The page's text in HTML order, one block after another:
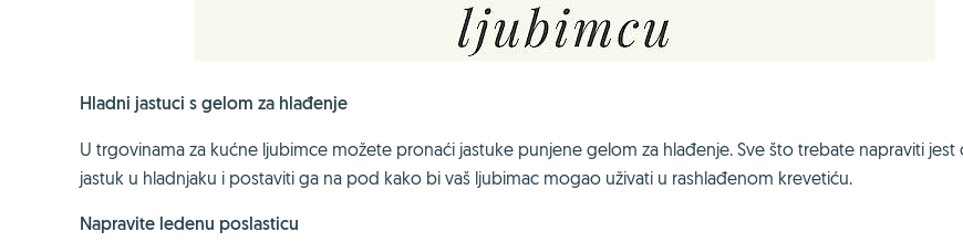
Hladni jastuci s gelom za hlađenje
U trgovinama za kućne ljubimce možete pronaći jastuke punjene gelom za hlađenje. Sve što trebate napraviti jest
jastuk u hladnjaku i postaviti ga na pod kako bi vaš ljubimac mogao uživati u rashlađenom krevetiću.
Napravite ledenu poslasticu